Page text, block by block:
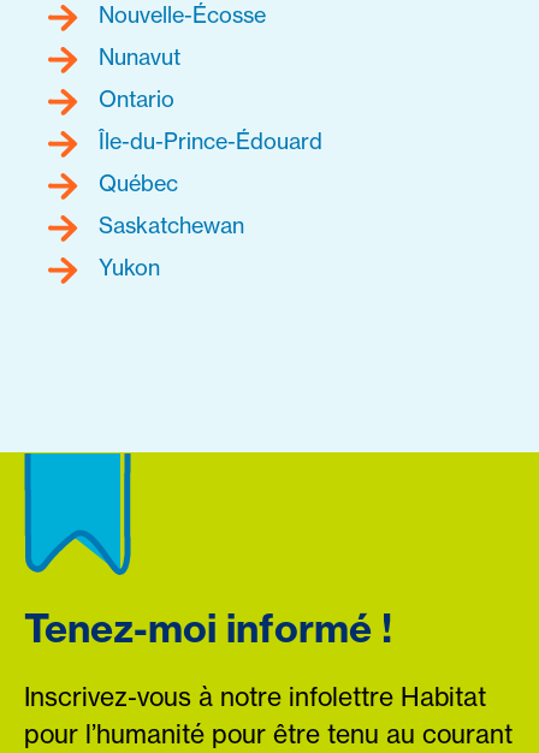
Nouvelle-Écosse
Nunavut
Ontario
Île-du-Prince-Édouard
Québec
Saskatchewan
Yukon
Tenez-moi informé !
Inscrivez-vous à notre infolettre Habitat
pour l’humanité pour être tenu au courant